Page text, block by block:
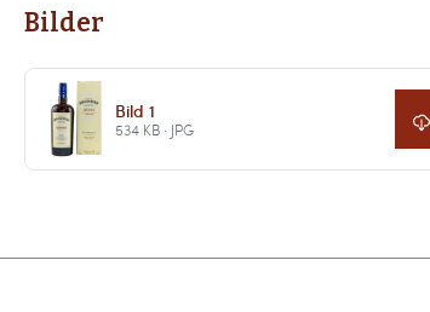
Bilder
Bild 1
534 KB · JPG